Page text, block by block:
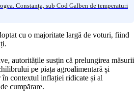
Constanța, sub Cod Galben de temperaturi
cu o majoritate largă de voturi, fiind
autoritățile susțin că prelungirea măsurii
pe piața agroalimentară și
în contextul inflației ridicate și al
cumpărare.